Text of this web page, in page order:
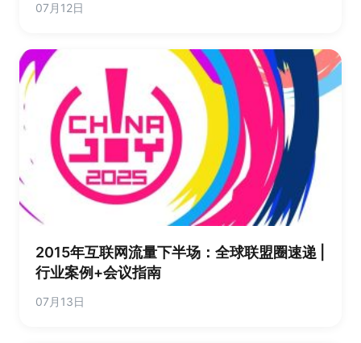
07月12日
2015年互联网流量下半场：全球联盟圈速递 |
行业案例+会议指南
07月13日